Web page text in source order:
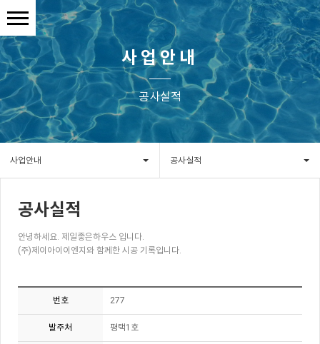
사업안내
공사실적
사업안내 공사실적
공사실적
안녕하세요. 제일좋은하우스 입니다.
(주)제이아이이엔지와 함께한 시공 기록입니다.
번호 277
발주처 평택1호